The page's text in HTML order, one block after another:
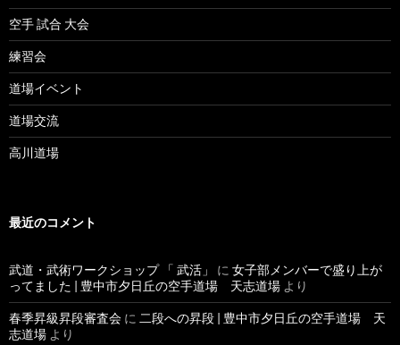
空手 試合 大会
練習会
道場イベント
道場交流
高川道場
最近のコメント
武道・武術ワークショップ 「 武活」 に 女子部メンバーで盛り上が
ってました | 豊中市夕日丘の空手道場 天志道場 より
春季昇級昇段審査会 に 二段への昇段 | 豊中市夕日丘の空手道場 天
志道場 より